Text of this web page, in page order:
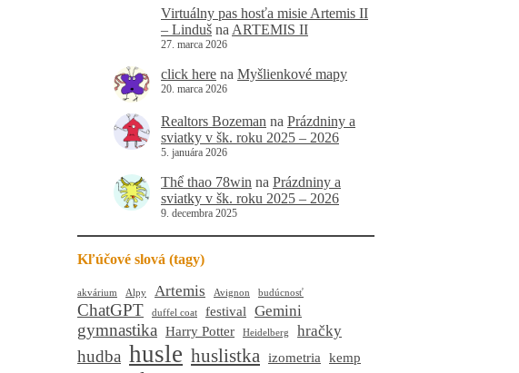
Virtuálny pas hosťa misie Artemis II
– Linduš naARTEMIS II
27. marca 2026
click here na Myšlienkové mapy
20. marca 2026
Realtors Bozeman na Prázdniny a
sviatky v šk. roku 2025 – 2026
5. januára 2026
Thể thao 78win na Prázdniny a
sviatky v šk. roku 2025 – 2026
9. decembra 2025
Kľúčové slová (tagy)
akvárium Alpy Artemis Avignon budúcnosť
ChatGPT duffel coat festival Gemini
gymnastika Harry Potter Heidelberg hračky
hudba husle huslistka izometria kemp